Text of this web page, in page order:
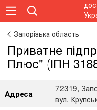
Запорізька область
Приватне
Плюс" (ІПН
Адреса
72319,
вул.